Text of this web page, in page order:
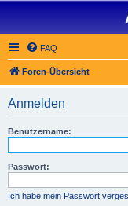
FAQ
Foren-Übersicht
Anmelden
Benutzername:
Passwort:
Ich habe mein Passwort